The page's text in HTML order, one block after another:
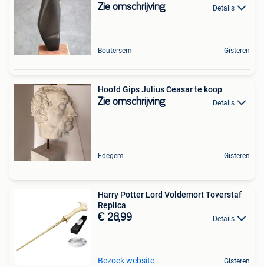
Zie omschrijving Details
Boutersem Gisteren
Hoofd Gips Julius Ceasar te koop
Zie omschrijving Details
Edegem Gisteren
Harry Potter Lord Voldemort Toverstaf
Replica
€ 28,99 Details
Bezoek website Gisteren